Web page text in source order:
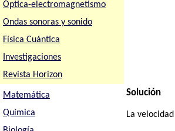
Óptica-electromagnetismo
Ondas sonoras y sonido
Física Cuántica
Investigaciones
Revista Horizon
Matemática
Química
Solución
La